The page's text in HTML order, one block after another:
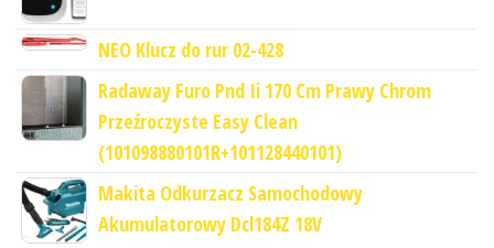
NEO Klucz do rur 02-428
Radaway Furo Pnd Ii 170 Cm Prawy Chrom
Przeźroczyste Easy Clean
(101098880101R+101128440101)
Makita Odkurzacz Samochodowy
Akumulatorowy Dcl184Z 18V